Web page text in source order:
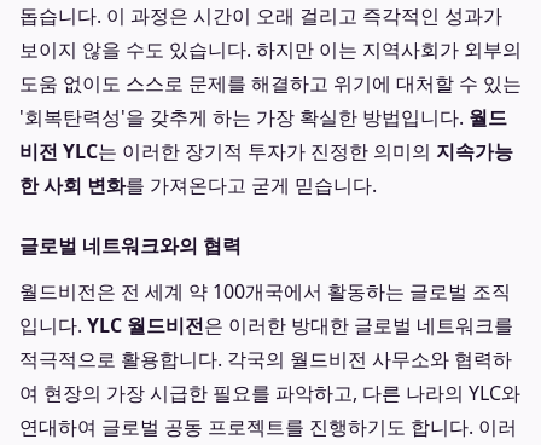
돕습니다. 이 과정은 시간이 오래 걸리고 즉각적인 성과가
보이지 않을 수도 있습니다. 하지만 이는 지역사회가 외부의
도움 없이도 스스로 문제를 해결하고 위기에 대처할 수 있는
'회복탄력성'을 갖추게 하는 가장 확실한 방법입니다. 월드
비전 YLC는 이러한 장기적 투자가 진정한 의미의 지속가능
한 사회 변화를 가져온다고 굳게 믿습니다.
글로벌 네트워크와의 협력
월드비전은 전 세계 약 100개국에서 활동하는 글로벌 조직
입니다. YLC 월드비전은 이러한 방대한 글로벌 네트워크를
적극적으로 활용합니다. 각국의 월드비전 사무소와 협력하
여 현장의 가장 시급한 필요를 파악하고, 다른 나라의 YLC와
연대하여 글로벌 공동 프로젝트를 진행하기도 합니다. 이러